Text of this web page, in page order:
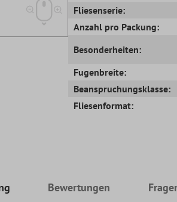
Fliesenserie:
Anzahl pro Packung:
Besonderheiten:
Fugenbreite:
Beanspruchungsklasse:
Fliesenformat:
Bewertungen